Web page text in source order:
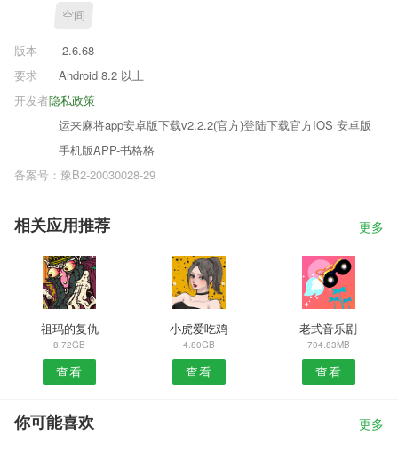
空间
版本
2.6.68
要求
Android 8.2 以上
隐私政策
开发者
运来麻将app安卓版下载v2.2.2(官方)登陆下载官方IOS 安卓版
手机版APP-书格格
备案号：豫B2-20030028-29
相关应用推荐 更多
祖玛的复仇
8.72GB
查看
小虎爱吃鸡
4.80GB
查看
老式音乐剧
704.83MB
查看
你可能喜欢 更多